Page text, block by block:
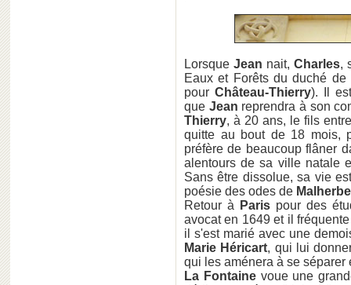
Lorsque Jean nait, Charles,
Eaux et Forêts du duché de
pour Château-Thierry). Il
que Jean reprendra à son
Thierry, à 20 ans, le fils
quitte au bout de 18 mois,
préfère de beaucoup flâner
alentours de sa ville natale
Sans être dissolue, sa vie
poésie des odes de Malherbe
Retour à
Parispour des
avocat en 1649 et il
il s'est marié avec une
Marie Héricart, qui lui
qui les aménera à se séparer
La Fontainevoue une